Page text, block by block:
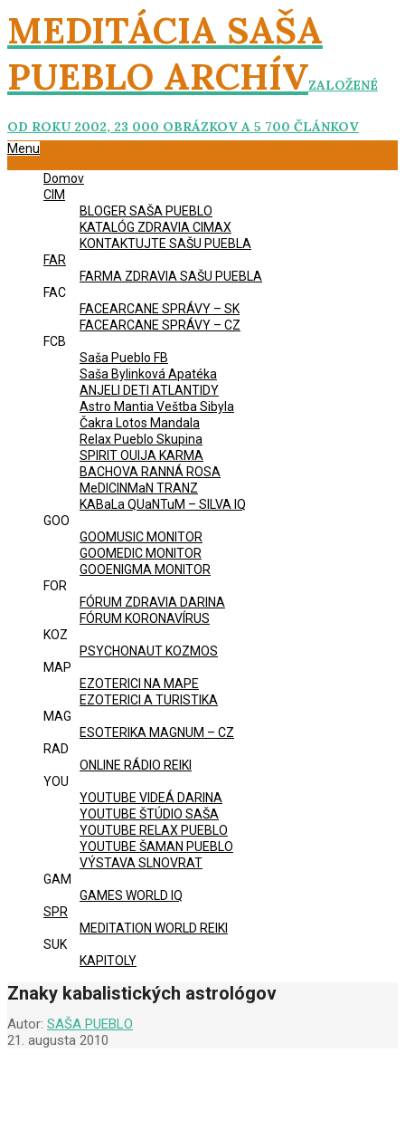
Skip
to
content
MEDITÁCIA SAŠA
PUEBLO ARCHÍVZALOŽENÉ
OD ROKU 2002, 23 000 OBRÁZKOV A 5 700 ČLÁNKOV
Primary
Menu
Domov
CIM
BLOGER SAŠA PUEBLO
KATALÓG ZDRAVIA CIMAX
KONTAKTUJTE SAŠU PUEBLA
FAR
FARMA ZDRAVIA SAŠU PUEBLA
FAC
FACEARCANE SPRÁVY – SK
FACEARCANE SPRÁVY – CZ
FCB
Saša Pueblo FB
Saša Bylinková Apatéka
ANJELI DETI ATLANTIDY
Astro Mantia Veštba Sibyla
Čakra Lotos Mandala
Relax Pueblo Skupina
SPIRIT OUIJA KARMA
BACHOVA RANNÁ ROSA
MeDICINMaN TRANZ
KABaLa QUaNTuM – SILVA IQ
GOO
GOOMUSIC MONITOR
GOOMEDIC MONITOR
GOOENIGMA MONITOR
FOR
FÓRUM ZDRAVIA DARINA
FÓRUM KORONAVÍRUS
KOZ
PSYCHONAUT KOZMOS
MAP
EZOTERICI NA MAPE
EZOTERICI A TURISTIKA
MAG
ESOTERIKA MAGNUM – CZ
RAD
ONLINE RÁDIO REIKI
YOU
YOUTUBE VIDEÁ DARINA
YOUTUBE ŠTÚDIO SAŠA
YOUTUBE RELAX PUEBLO
YOUTUBE ŠAMAN PUEBLO
VÝSTAVA SLNOVRAT
GAM
GAMES WORLD IQ
SPR
MEDITATION WORLD REIKI
SUK
KAPITOLY
Znaky kabalistických astrológov
Autor: SAŠA PUEBLO
21. augusta 2010